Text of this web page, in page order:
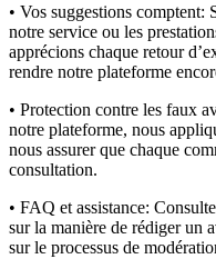
• Vos suggestions comptent:
notre service ou les
apprécions chaque retour
rendre notre plateforme
• Protection contre les faux
notre plateforme, nous
nous assurer que chaque
consultation.
• FAQ et assistance:
sur la manière de rédiger un
sur le processus de